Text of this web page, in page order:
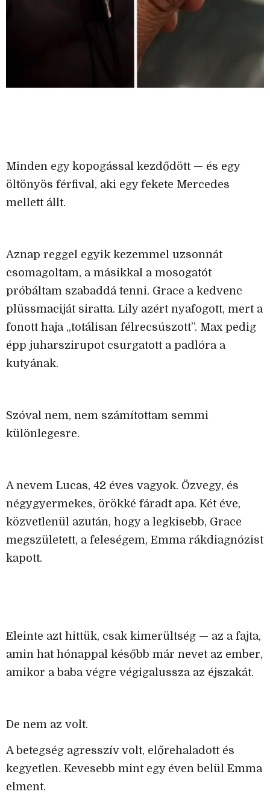
Minden egy kopogással kezdődött — és egy
öltönyös férfival, aki egy fekete Mercedes
mellett állt.
Aznap reggel egyik kezemmel uzsonnát
csomagoltam, a másikkal a mosogatót
próbáltam szabaddá tenni. Grace a kedvenc
plüssmaciját siratta. Lily azért nyafogott, mert a
fonott haja „totálisan félrecsúszott”. Max pedig
épp juharszirupot csurgatott a padlóra a
kutyának.
Szóval nem, nem számítottam semmi
különlegesre.
A nevem Lucas, 42 éves vagyok. Özvegy, és
négygyermekes, örökké fáradt apa. Két éve,
közvetlenül azután, hogy a legkisebb, Grace
megszületett, a feleségem, Emma rákdiagnózist
kapott.
Eleinte azt hittük, csak kimerültség — az a fajta,
amin hat hónappal később már nevet az ember,
amikor a baba végre végigalussza az éjszakát.
De nem az volt.
A betegség agresszív volt, előrehaladott és
kegyetlen. Kevesebb mint egy éven belül Emma
elment.